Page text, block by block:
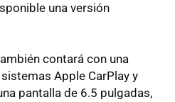
una versión
contará con una
Apple CarPlay y
pantalla de 6.5 pulgadas,